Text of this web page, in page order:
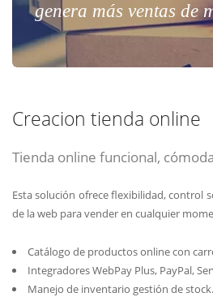
genera más ventas de
Creacion tienda online
Tienda online funcional,
Esta solución ofrece flexibilidad, control
de la web para vender en cualquier
Catálogo de productos online con
Integradores WebPay Plus, PayPal,
Manejo de inventario gestión de stock.